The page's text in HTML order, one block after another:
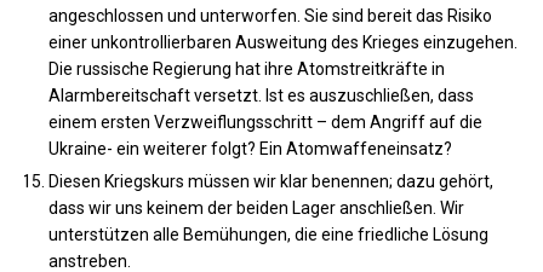
angeschlossen und unterworfen. Sie sind bereit das Risiko
einer unkontrollierbaren Ausweitung des Krieges einzugehen.
Die russische Regierung hat ihre Atomstreitkräfte in
Alarmbereitschaft versetzt. Ist es auszuschließen, dass
einem ersten Verzweiflungsschritt – dem Angriff auf die
Ukraine- ein weiterer folgt? Ein Atomwaffeneinsatz?
Diesen Kriegskurs müssen wir klar benennen; dazu gehört,
dass wir uns keinem der beiden Lager anschließen. Wir
unterstützen alle Bemühungen, die eine friedliche Lösung
anstreben.